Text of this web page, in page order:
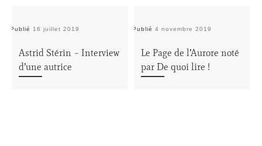
Publié 16 juillet 2019
Astrid Stérin – Interview
d’une autrice
Publié 4 novembre 2019
Le Page de l’Aurore noté
par De quoi lire !